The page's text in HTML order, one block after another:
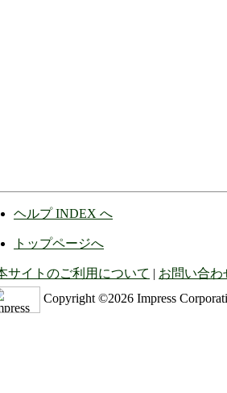
ヘルプ INDEX へ
トップページへ
サイトのご利用について
お問い合わ
Copyright ©2026 Impress